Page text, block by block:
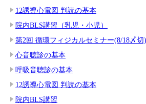
12誘導心電図 判読の基本
院内BLS講習（乳児・小児）
第2回 循環フィジカルセミナー(8/18〆切)
心音聴診の基本
呼吸音聴診の基本
12誘導心電図 判読の基本
院内BLS講習